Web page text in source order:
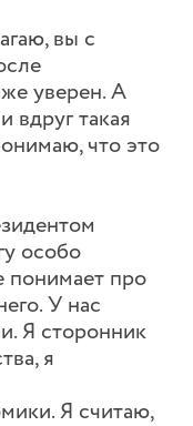
вы с
уверен. А
вдруг такая
что это
особо
понимает про
У нас
Я сторонник
я
Я считаю,